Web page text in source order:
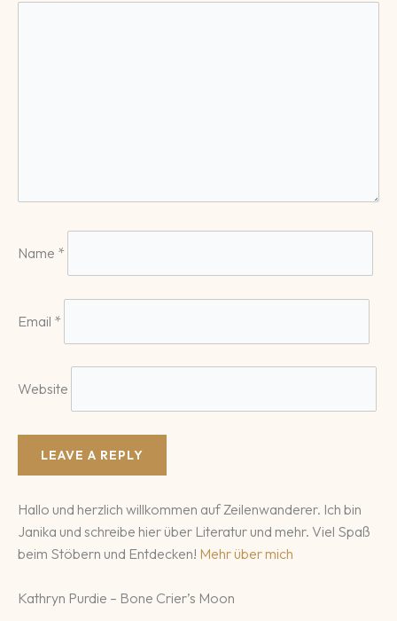
Name *
Email *
Website
Hallo und herzlich willkommen auf Zeilenwanderer. Ich bin
Janika und schreibe hier über Literatur und mehr. Viel Spaß
beim Stöbern und Entdecken! Mehr über mich
Kathryn Purdie – Bone Crier’s Moon